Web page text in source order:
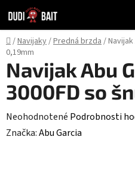
na
obsah
Domov
/Navijaky/Predná brzda/Navijak
0,19mm
Navijak Abu
3000FD so
Priemerné
hodnotenie
Neohodnotené Podrobnosti
Značka:Abu Garcia